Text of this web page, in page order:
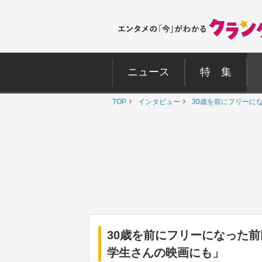
ニュース 特 集
TOP インタビュー 30歳を前にフリーに
30歳を前にフリーになった
学生さんの映画にも」